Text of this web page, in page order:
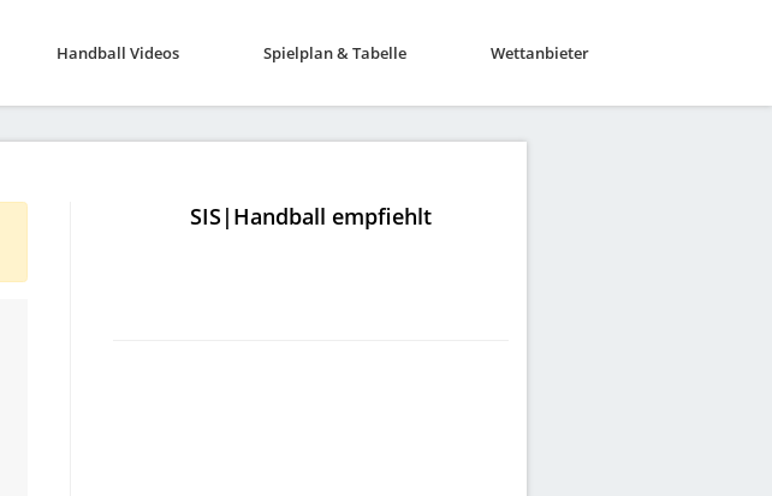
Handball Videos Spielplan & Tabelle Wettanbieter
SIS|Handball empfiehlt